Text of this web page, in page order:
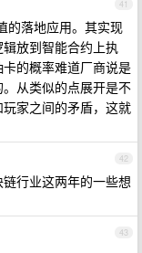
41
的落地应用。其实现
放到智能合约上执
的概率难道厂商说是
从类似的点展开是不
家之间的矛盾，这就
42
行业这两年的一些想
43